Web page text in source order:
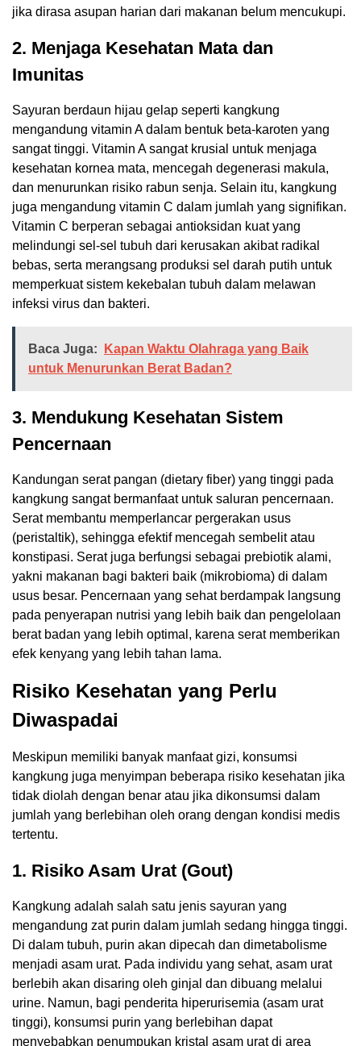
jika dirasa asupan harian dari makanan belum mencukupi.
2. Menjaga Kesehatan Mata dan
Imunitas
Sayuran berdaun hijau gelap seperti kangkung
mengandung vitamin A dalam bentuk beta-karoten yang
sangat tinggi. Vitamin A sangat krusial untuk menjaga
kesehatan kornea mata, mencegah degenerasi makula,
dan menurunkan risiko rabun senja. Selain itu, kangkung
juga mengandung vitamin C dalam jumlah yang signifikan.
Vitamin C berperan sebagai antioksidan kuat yang
melindungi sel-sel tubuh dari kerusakan akibat radikal
bebas, serta merangsang produksi sel darah putih untuk
memperkuat sistem kekebalan tubuh dalam melawan
infeksi virus dan bakteri.
Baca Juga:
Kapan Waktu Olahraga yang Baik
untuk Menurunkan Berat Badan?
3. Mendukung Kesehatan Sistem
Pencernaan
Kandungan serat pangan (dietary fiber) yang tinggi pada
kangkung sangat bermanfaat untuk saluran pencernaan.
Serat membantu memperlancar pergerakan usus
(peristaltik), sehingga efektif mencegah sembelit atau
konstipasi. Serat juga berfungsi sebagai prebiotik alami,
yakni makanan bagi bakteri baik (mikrobioma) di dalam
usus besar. Pencernaan yang sehat berdampak langsung
pada penyerapan nutrisi yang lebih baik dan pengelolaan
berat badan yang lebih optimal, karena serat memberikan
efek kenyang yang lebih tahan lama.
Risiko Kesehatan yang Perlu
Diwaspadai
Meskipun memiliki banyak manfaat gizi, konsumsi
kangkung juga menyimpan beberapa risiko kesehatan jika
tidak diolah dengan benar atau jika dikonsumsi dalam
jumlah yang berlebihan oleh orang dengan kondisi medis
tertentu.
1. Risiko Asam Urat (Gout)
Kangkung adalah salah satu jenis sayuran yang
mengandung zat purin dalam jumlah sedang hingga tinggi.
Di dalam tubuh, purin akan dipecah dan dimetabolisme
menjadi asam urat. Pada individu yang sehat, asam urat
berlebih akan disaring oleh ginjal dan dibuang melalui
urine. Namun, bagi penderita hiperurisemia (asam urat
tinggi), konsumsi purin yang berlebihan dapat
menyebabkan penumpukan kristal asam urat di area